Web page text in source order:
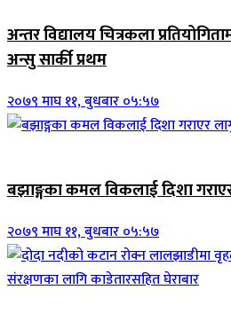
अन्तर विद्यालय चित्रकला
अन्सु सार्की प्रथम
२०७९ माघ ११, बुधबार ०५:५७
बझाङ्गका कमल विकलाई दिशा
२०७९ माघ ११, बुधबार ०५:५७